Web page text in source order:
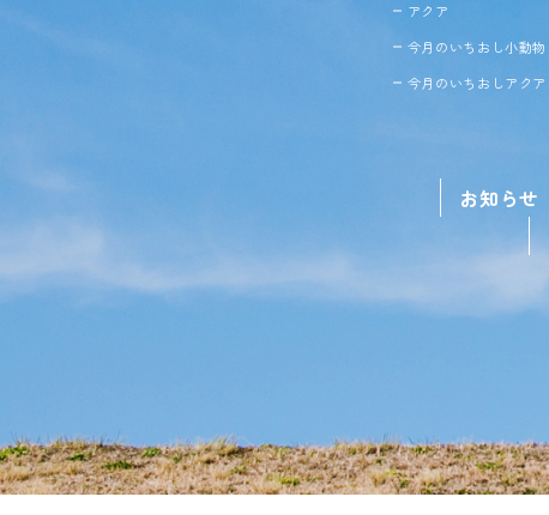
アクア
今月のいちおし小動物
今月のいちおしアクア
お知らせ